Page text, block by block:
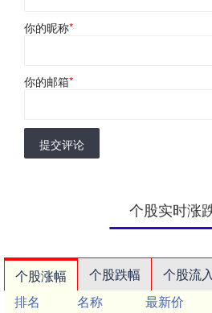
你的昵称*
你的邮箱*
提交评论
个股实时涨
个股涨幅 个股跌幅 个股流入
排名
名称 最新价